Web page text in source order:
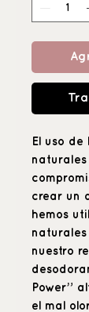
El uso de
naturales
crear un
hemos
nuestro
Power”
el mal